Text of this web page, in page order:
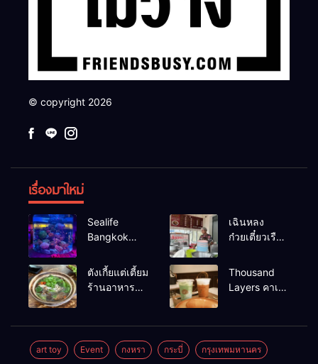
© copyright 2026
เรื่องมาใหม่
Sealife
Bangkok
แบงค์คอก
เฉินหลง
ก๋วยเตี๋ยวเรือ
อร่อยร้านดัง
หาดใหญ่
ตังเกี้ยแต่เตี้ยม
ร้านอาหาร
Thousand
Layers คาเฟ่
art toy Event กงหรา กระบี่ กรุงเทพมหานคร